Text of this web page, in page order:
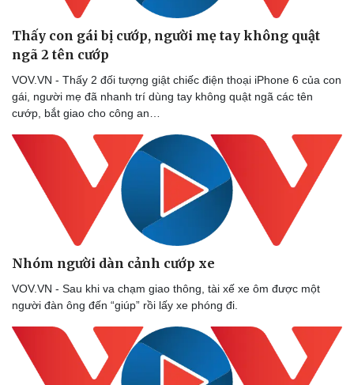
Doanh nghiệp
Thông tin doanh nghiệp
Doanh nhân
Vì cộng đồng
Công nghệ
Sành điệu
Trải nghiệm
Chuyển đổi số
Thấy con gái bị cướp, người mẹ tay không quật
ngã 2 tên cướp
VOV.VN - Thấy 2 đối tượng giật chiếc điện thoại iPhone 6 của con
gái, người mẹ đã nhanh trí dùng tay không quật ngã các tên
cướp, bắt giao cho công an…
Nhóm người dàn cảnh cướp xe
VOV.VN - Sau khi va chạm giao thông, tài xế xe ôm được một
người đàn ông đến “giúp” rồi lấy xe phóng đi.